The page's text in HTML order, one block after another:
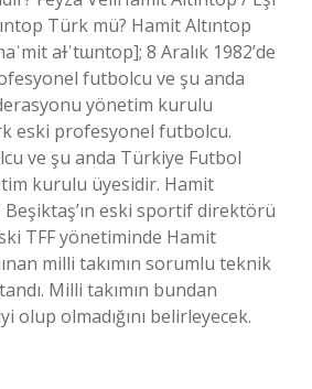
Türk mü? Hamit Altıntop
aɫˈtɯntop]; 8 Aralık 1982’de
futbolcu ve şu anda
yönetim kurulu
eski profesyonel futbolcu.
ve şu anda Türkiye Futbol
kurulu üyesidir. Hamit
Beşiktaş’ın eski sportif direktörü
TFF yönetiminde Hamit
milli takımın sorumlu teknik
Milli takımın bundan
olup olmadığını belirleyecek.